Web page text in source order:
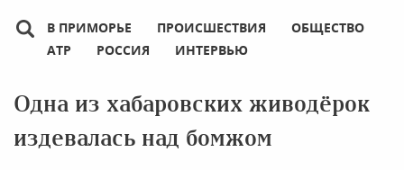
В ПРИМОРЬЕ ПРОИСШЕСТВИЯ
ОБЩЕСТВО
АТР
РОССИЯ ИНТЕРВЬЮ
Одна из хабаровских живодёрок
издевалась над бомжом